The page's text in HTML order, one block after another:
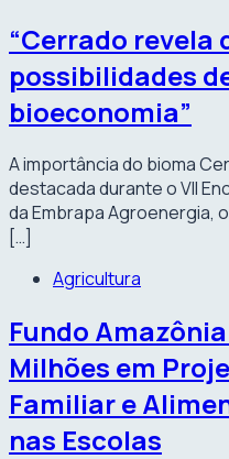
“Cerrado revela
possibilidades
bioeconomia”
A importância do bioma
destacada durante o VII
da Embrapa Agroenergia,
[…]
Agricultura
Fundo
Milhões em
Familiar e
nas Escolas